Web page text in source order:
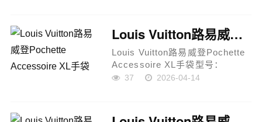
色金属饰件产品说明：经典
Keepall旅行袋...
Louis Vuitton路易威登Pochette Accessoire XL手袋
Louis Vuitton路易威登Pochette
Accessoire XL手袋型号：
M11741尺寸：28 × 16.5 × 9cm
精细手工制作 油边工艺 金属件工
37 2026-04-14